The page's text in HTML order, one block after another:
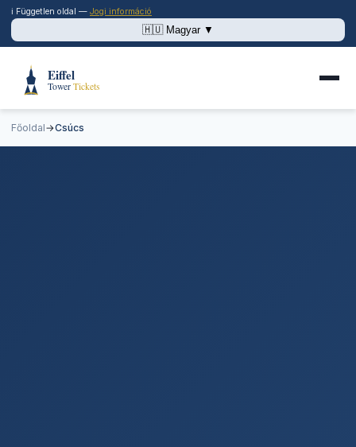
ℹ️ Független oldal — Jogi információ
🇭🇺 Magyar ▼
Főoldal→Csúcs